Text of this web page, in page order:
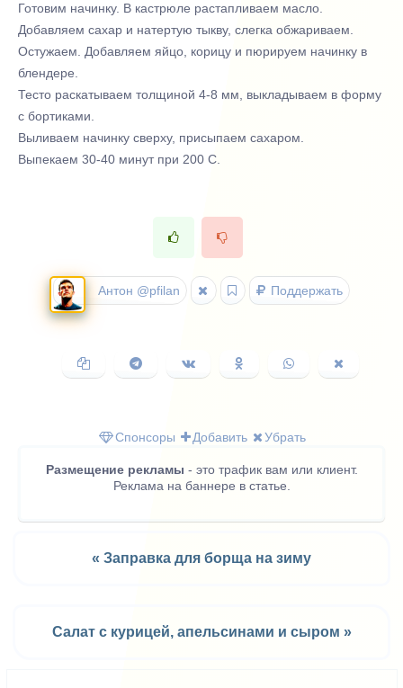
Готовим начинку. В кастрюле растапливаем масло.
Добавляем сахар и натертую тыкву, слегка обжариваем.
Остужаем. Добавляем яйцо, корицу и пюрируем начинку в
блендере.
Тесто раскатываем толщиной 4-8 мм, выкладываем в форму
с бортиками.
Выливаем начинку сверху, присыпаем сахаром.
Выпекаем 30-40 минут при 200 С.
Антон @pfilan Поддержать
Копировать
ссылку
Поделиться
в
Поделиться
ВКонтакте
Поделиться
в
Поделиться
в
в
Спонсоры
Добавить Убрать
Размещение рекламы - это трафик вам или клиент.
Реклама на баннере в статье.
« Заправка для борща на зиму
Салат с курицей, апельсинами и сыром »